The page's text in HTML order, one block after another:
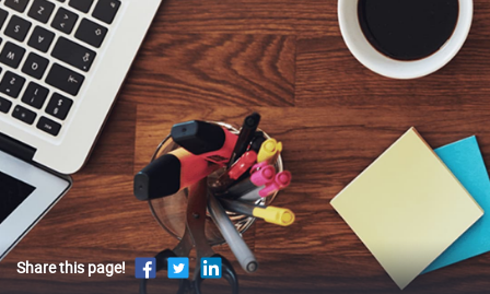
Share this page!